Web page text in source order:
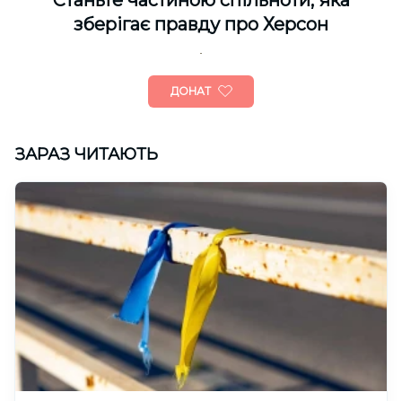
зберігає правду про Херсон
ДОНАТ
ЗАРАЗ ЧИТАЮТЬ